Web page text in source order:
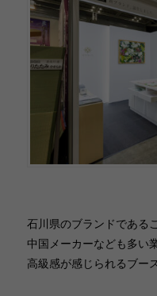
石川県のブランドである
中国メーカーなども多い
高級感が感じられるブー